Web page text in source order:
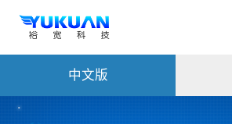
中文版